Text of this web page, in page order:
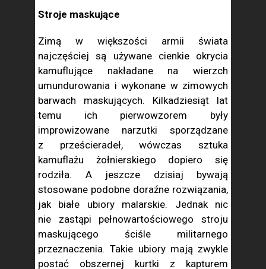
Stroje maskujące
Zimą w większości armii świata
najczęściej są używane cienkie okrycia
kamuflujące nakładane na wierzch
umundurowania i wykonane w zimowych
barwach maskujących. Kilkadziesiąt lat
temu ich pierwowzorem były
improwizowane narzutki sporządzane
z prześcieradeł, wówczas sztuka
kamuflażu żołnierskiego dopiero się
rodziła. A jeszcze dzisiaj bywają
stosowane podobne doraźne rozwiązania,
jak białe ubiory malarskie. Jednak nic
nie zastąpi pełnowartościowego stroju
maskującego ściśle militarnego
przeznaczenia. Takie ubiory mają zwykle
postać obszernej kurtki z kapturem